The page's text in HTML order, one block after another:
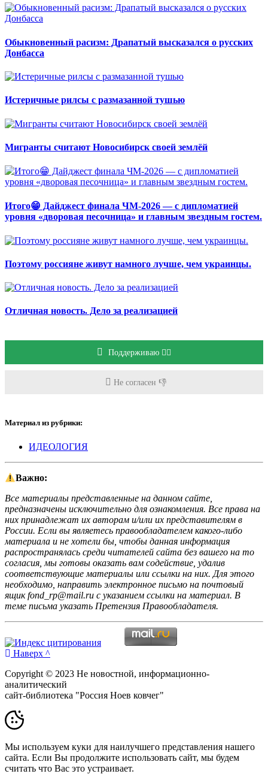
Обыкновенный расизм: Драпатый высказался о русских
Донбасса
Истеричные рилсы с размазанной тушью
Мигранты считают Новосибирск своей землёй
Итого😁 Дайджест финала ЧМ-2026 — с дипломатией
уровня «дворовая песочница» и главным звездным гостем.
Поэтому россияне живут намного лучше, чем украинцы.
Отличная новость. Дело за реализацией
Поддерживаю 👍🏻
Не согласен 👎
Материал из рубрики:
ИДЕОЛОГИЯ
Важно:
Все материалы представленные на данном сайте,
предназначены исключительно для ознакомления. Все права на
них принадлежат их авторам и/или их представителям в
России. Если вы являетесь правообладателем какого-либо
материала и не хотели бы, чтобы данная информация
распространялась среди читателей сайта без вашего на то
согласия, мы готовы оказать вам содействие, удалив
соответствующие материалы или ссылки на них. Для этого
необходимо, направить электронное письмо на почтовый
ящик fond_rp@mail.ru с указанием ссылки на материал. В
теме письма указать Претензия Правообладателя.
Наверх ^
Copyright © 2023 Не новостной, информационно-
аналитический
сайт-библиотека "Россия Ноев ковчег"
Мы используем куки для наилучшего представления нашего
сайта. Если Вы продолжите использовать сайт, мы будем
считать что Вас это устраивает.